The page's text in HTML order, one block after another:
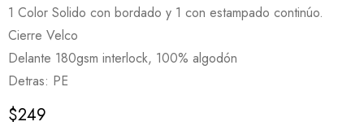
1 Color Solido con bordado y 1 con estampado continúo.
Cierre Velco
Delante 180gsm interlock, 100% algodón
Detras: PE
$249